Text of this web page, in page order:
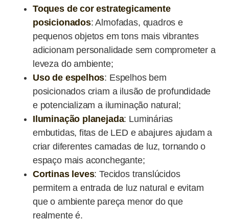
Toques de cor estrategicamente
posicionados: Almofadas, quadros e
pequenos objetos em tons mais vibrantes
adicionam personalidade sem comprometer a
leveza do ambiente;
Uso de espelhos: Espelhos bem
posicionados criam a ilusão de profundidade
e potencializam a iluminação natural;
Iluminação planejada: Luminárias
embutidas, fitas de LED e abajures ajudam a
criar diferentes camadas de luz, tornando o
espaço mais aconchegante;
Cortinas leves: Tecidos translúcidos
permitem a entrada de luz natural e evitam
que o ambiente pareça menor do que
realmente é.